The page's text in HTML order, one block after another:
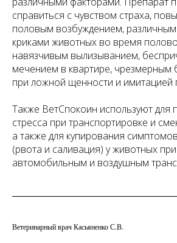
справиться с чувством страха,
половым возбуждением,
криками животных во время
навязчивым вылизыванием,
мечением в квартире, чрезмерным
при ложной щенности и имитацией
Также ВетСпокоин используют для
стресса при транспортировке и
а также для купирования
(рвота и саливация) у животных
автомобильным и воздушным
Ветеринарный врач Касьяненко С.В.